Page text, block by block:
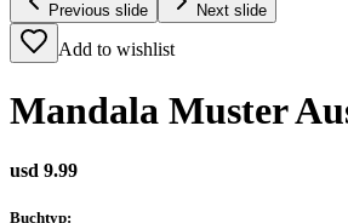
Previous slide Next slide
Add to wishlist
Mandala Muster
usd 9.99
Buchtyp: